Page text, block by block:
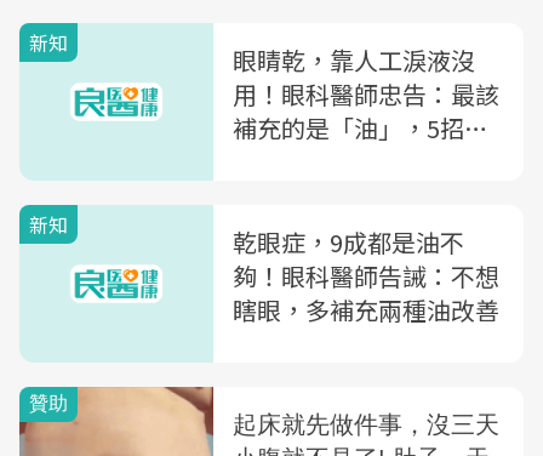
新知
眼睛乾，靠人工淚液沒
用！眼科醫師忠告：最該
補充的是「油」，5招護
新知
乾眼症，9成都是油不
夠！眼科醫師告誡：不想
瞎眼，多補充兩種油改善